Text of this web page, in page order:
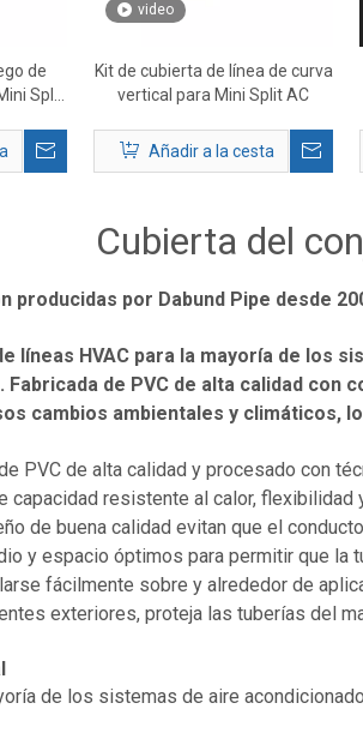
de
Split
video
Kit de cubierta de línea de curva
vertical para Mini Split AC
Añadir a la cesta
Cubierta del
producidas por Dabund Pipe desde
líneas HVAC para la mayoría de los
Fabricada de PVC de alta calidad
cambios ambientales y climáticos,
PVC de alta calidad y procesado con
capacidad resistente al calor, flexibilidad
de buena calidad evitan que el
y espacio óptimos para permitir que la
fácilmente sobre y alrededor de
exteriores, proteja las tuberías del
de los sistemas de aire